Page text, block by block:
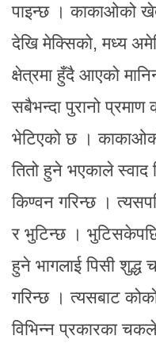
पाइन्छ । काकाओको
देखि मेक्सिको, मध्य
क्षेत्रमा हुँदै आएको
सबैभन्दा पुरानो
भेटिएको छ ।
तितो हुने भएकाले स्वाद
किण्वन गरिन्छ ।
र भुटिन्छ । भुटिसकेपछि
हुने भागलाई पिसी
गरिन्छ । त्यसबाट
विभिन्न प्रकारका